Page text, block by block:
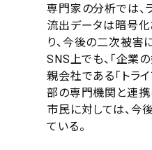
専門家の分析では、
流出データは暗号化
り、今後の二次被害
SNS上でも、「企業
親会社である「トラ
部の専門機関と連携
市民に対しては、今
ている。